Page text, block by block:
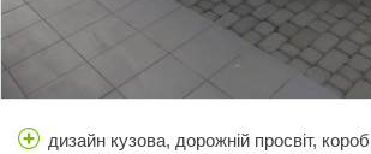
дизайн кузова, дорожній просвіт,